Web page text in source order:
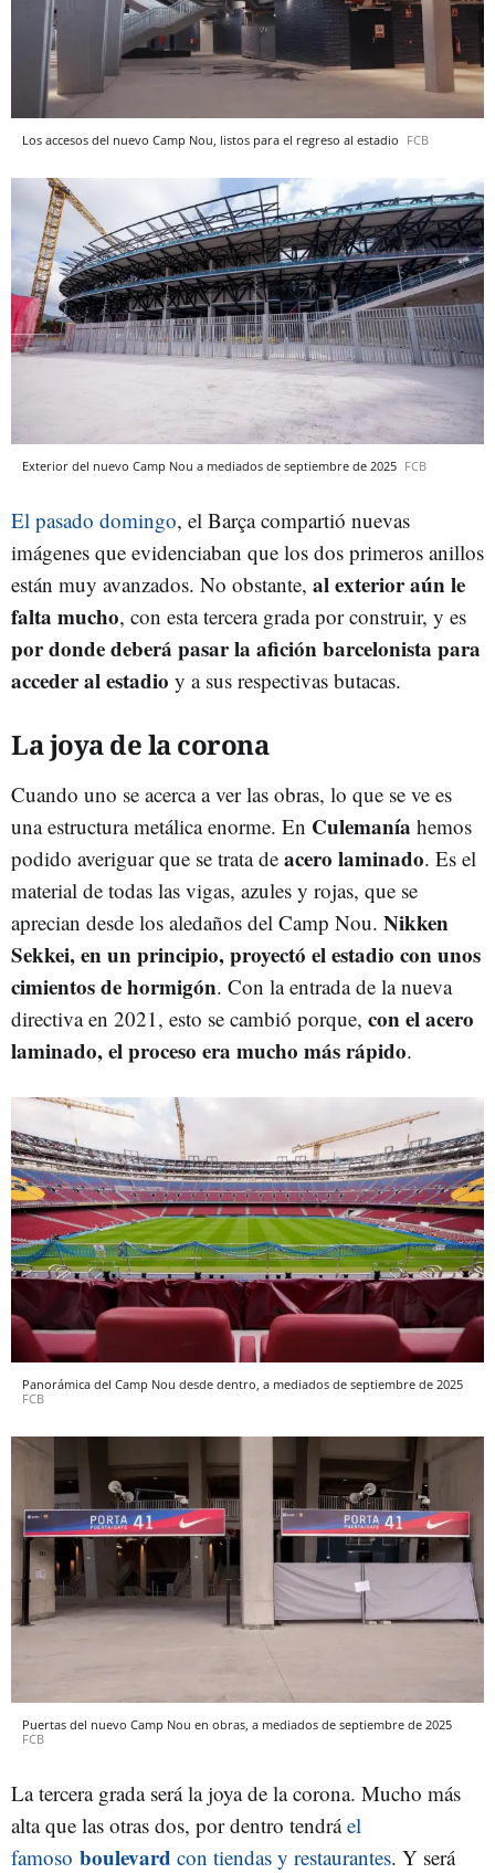
Los accesos del nuevo Camp Nou, listos para el regreso al estadio FCB
Exterior del nuevo Camp Nou a mediados de septiembre de 2025 FCB
El pasado domingo, el Barça compartió nuevas
imágenes que evidenciaban que los dos primeros anillos
están muy avanzados. No obstante, al exterior aún le
falta mucho, con esta tercera grada por construir, y es
por donde deberá pasar la afición barcelonista para
acceder al estadio y a sus respectivas butacas.
La joya de la corona
Cuando uno se acerca a ver las obras, lo que se ve es
una estructura metálica enorme. En Culemanía hemos
podido averiguar que se trata de acero laminado. Es el
material de todas las vigas, azules y rojas, que se
aprecian desde los aledaños del Camp Nou. Nikken
Sekkei, en un principio, proyectó el estadio con unos
cimientos de hormigón. Con la entrada de la nueva
directiva en 2021, esto se cambió porque, con el acero
laminado, el proceso era mucho más rápido.
Panorámica del Camp Nou desde dentro, a mediados de septiembre de 2025
FCB
Puertas del nuevo Camp Nou en obras, a mediados de septiembre de 2025
FCB
La tercera grada será la joya de la corona. Mucho más
alta que las otras dos, por dentro tendráel
famoso boulevard con tiendas y restaurantes. Y será